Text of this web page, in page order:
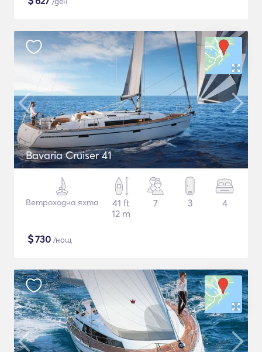
Bavaria Cruiser 41
Ветроходна яхта
41 ft
12 m
7 3 4
$730 /нощ